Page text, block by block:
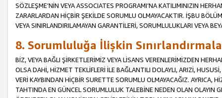
SÖZLEŞME’NİN VEYA ASSOCIATES PROGRAMI’NA KATILIMINIZIN
ZARARLARDAN HİÇBİR ŞEKİLDE SORUMLU OLMAYACAKTIR. İŞBU
VEYA SINIRLANDIRILAMAYAN GARANTİLERİ, SORUMLULUKLARI VEYA
8. Sorumluluğa İlişkin
BİZ, VEYA BAĞLI ŞİRKETLERİMİZ VEYA LİSANS VERENLERİMİZDEN
OLSA DAHİ, HİZMET TEKLİFLERİ İLE BAĞLANTILI DOLAYLI, ARIZİ,
VERİ KAYBINDAN HİÇBİR SURETTE SORUMLU OLMAYACAĞIZ. AYRICA,
TAHTINDA EN GÜNCEL SORUMLULUK TALEBİNE NEDEN OLAN OLAYIN